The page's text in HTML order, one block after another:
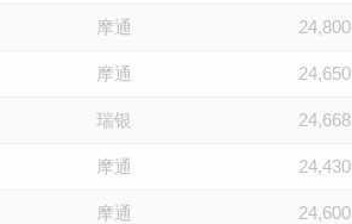
摩通 24,800
摩通 24,650
瑞银 24,668
摩通 24,430
摩通 24,600